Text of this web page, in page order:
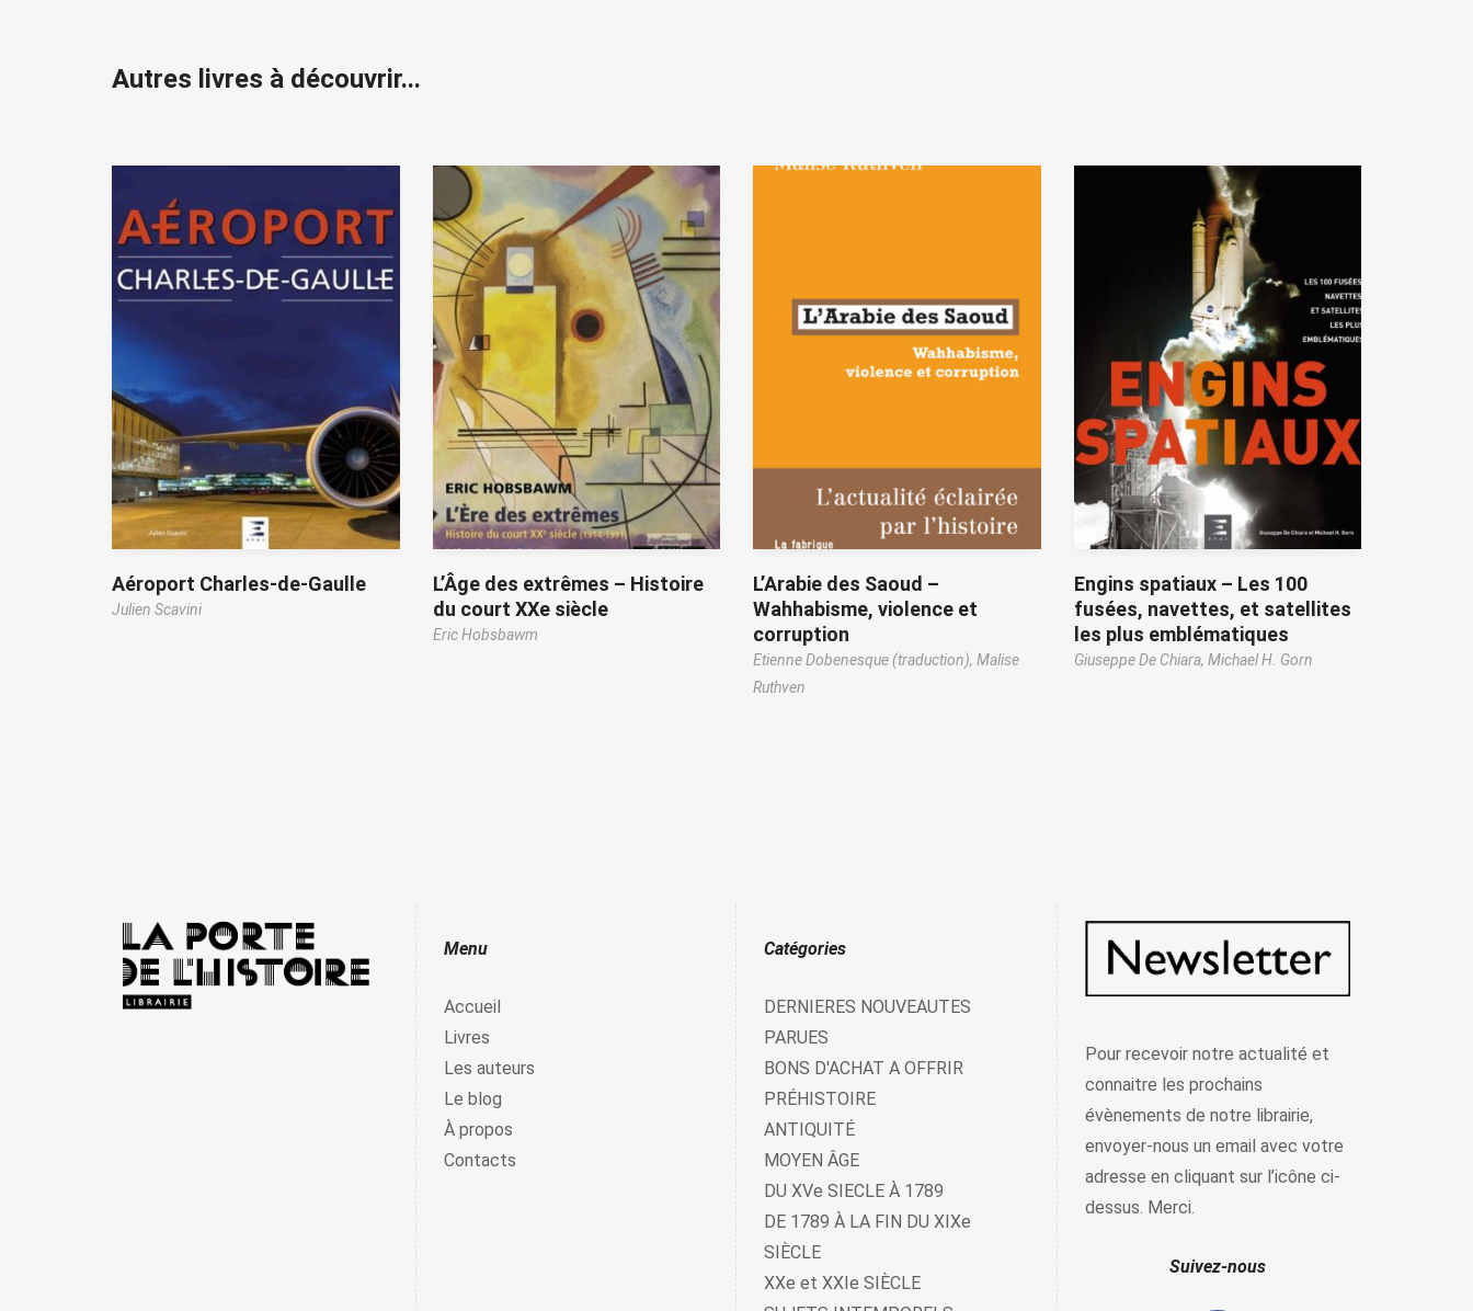
Autres livres à découvrir...
Aéroport Charles-de-Gaulle
Julien Scavini
L’Âge des extrêmes – Histoire
du court XXe siècle
Eric Hobsbawm
L’Arabie des Saoud –
Wahhabisme, violence et
corruption
Etienne Dobenesque (traduction), Malise
Ruthven
Engins spatiaux – Les 100
fusées, navettes, et satellites
les plus emblématiques
Giuseppe De Chiara, Michael H. Gorn
Menu
Accueil
Livres
Les auteurs
Le blog
À propos
Contacts
Catégories
DERNIERES NOUVEAUTES
PARUES
BONS D'ACHAT A OFFRIR
PRÉHISTOIRE
ANTIQUITÉ
MOYEN ÂGE
DU XVe SIECLE À 1789
DE 1789 À LA FIN DU XIXe
SIÈCLE
XXe et XXIe SIÈCLE
Pour recevoir notre actualité et
connaitre les prochains
évènements de notre librairie,
envoyer-nous un email avec votre
adresse en cliquant sur l’icône ci-
dessus. Merci.
Suivez-nous